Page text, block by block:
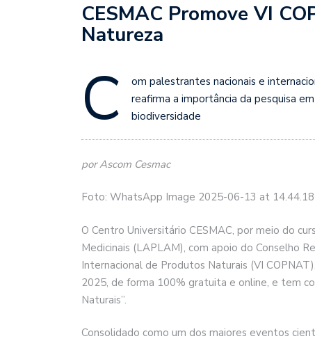
CESMAC Promove VI
Natureza
C
om palestrantes nacionais e
reafirma a importância da pesquisa
biodiversidade
por Ascom Cesmac
Foto: WhatsApp Image 2025-06-13 at 14.44.18
O Centro Universitário CESMAC, por meio do
Medicinais (LAPLAM), com apoio do Conselho
Internacional de Produtos Naturais (VI
2025, de forma 100% gratuita e online, e tem
Naturais”.
Consolidado como um dos maiores eventos